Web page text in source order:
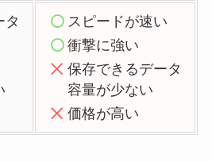
タ
スピードが速い
衝撃に強い
保存できるデータ
容量が少ない
価格が高い